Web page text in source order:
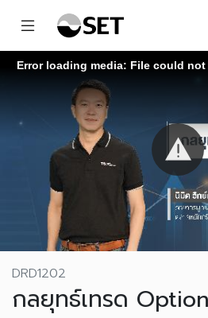
Error loading media: File could not
DRD1202
กลยุทธ์เทรด